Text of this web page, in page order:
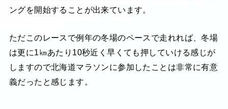
ングを開始することが出来ています。
ただこのレースで例年の冬場のペースで走れれば、冬場
は更に1㎞あたり10秒近く早くても押していける感じが
しますので北海道マラソンに参加したことは非常に有意
義だったと感じます。